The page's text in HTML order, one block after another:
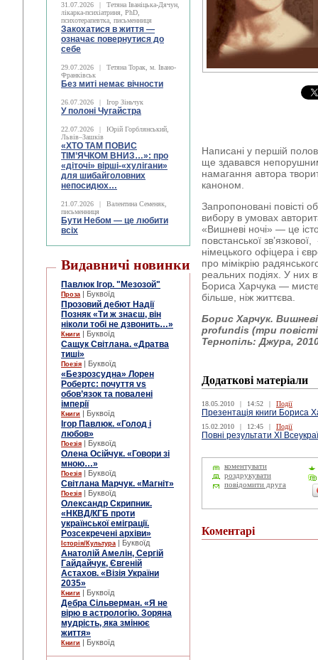
31.07.2026 |
Тетяна Іваніцька-Дячун,
лікарка-психіатриня, PhD,
психотерапевтка, письменниця
Закохатися в життя —
означає повернутися до
себе
29.07.2026 |
Тетяна Торак, м. Івано-
Франківськ
Без миті немає вічности
26.07.2026 | Ігор Зіньчук
У полоні Чугайстра
22.07.2026 |
Юрій Горблянський,
Львів–Зашків
«ХТО ТАМ ПОВИС
ТІМ’ЯЧКОМ ВНИЗ…»: про
«діточі» вірші-«хулігани»
для шибайголовних
непосидюх…
21.07.2026 |
Валентина Семеняк,
письменниця
Бути Небом ― це любити
всіх
Видавничі новинки
Павлюк Ігор. "Мезозой"
Проза | Буквоїд
Прозовий дебют Надії
Позняк «Ти ж знаєш, він
ніколи тобі не дзвонить…»
Книги | Буквоїд
Сащук Світлана. «Дратва
тиші»
Поезія | Буквоїд
«Безрозсудна» Лорен
Робертс: почуття vs
обов’язок та повалені
імперії
Книги | Буквоїд
Ігор Павлюк. «Голод і
любов»
Поезія | Буквоїд
Олена Осійчук. «Говори зі
мною…»
Поезія | Буквоїд
Світлана Марчук. «Магніт»
Поезія | Буквоїд
Олександр Скрипник.
«НКВД/КГБ проти
української еміграції.
Розсекречені архіви»
Історія/Культура | Буквоїд
Анатолій Амелін, Сергій
Гайдайчук, Євгеній
Астахов. «Візія України
2035»
Книги | Буквоїд
Дебра Сільверман. «Я не
вірю в астрологію. Зоряна
мудрість, яка змінює
життя»
Книги | Буквоїд
Написані у першій
ще здавався
намагання автора
каноном.
Запропоновані повісті
вибору в умовах
«Вишневі ночі» — це
повстанської
німецького офіцера і
про мімікрію
реальних подіях. У них
Бориса Харчука —
більше, ніж життєва.
Борис Харчук.
profundis (три
Тернопіль: Джура,
Додаткові матеріали
18.05.2010 | 14:52 | Події
Презентація книги Бориса
15.02.2010 | 12:45 | Події
Повні результати XІ
коментувати
роздрукувати
повідомити друга
Коментарі